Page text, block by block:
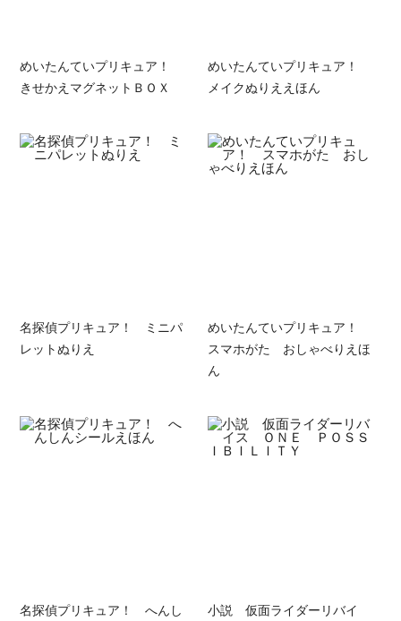
めいたんていプリキュア！
きせかえマグネットＢＯＸ
めいたんていプリキュア！
メイクぬりええほん
名探偵プリキュア！ ミニパ
レットぬりえ
めいたんていプリキュア！
スマホがた おしゃべりえほ
ん
名探偵プリキュア！ へんし
小説 仮面ライダーリバイ